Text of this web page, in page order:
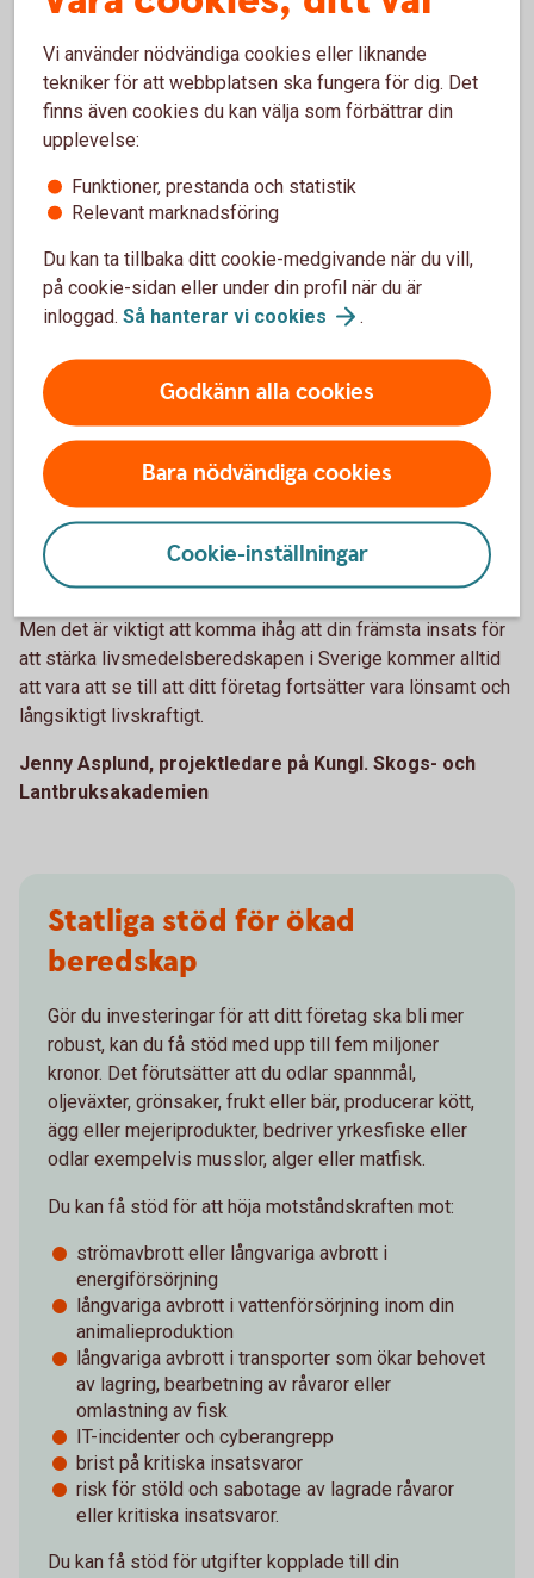
(sva.se)
Som lantbrukare är du van att hantera olika typer av
störningar. Du är beredd på det som avviker. Men oavsett
anar den. Det är just det som är en kris – allt annat är bara
en förberedd svacka i verksamheten.
Dubbel nytta av beredskapen
Kanske kan du i ditt arbete med att öka motståndskraften i
ditt företag slå två flugor i en smäll och även se över hur du
kan minska resursförbrukningen. Det kan till exempel
handla om att investera i förnybar energi och batterilagring,
bygga system för recirkulering av vatten eller
värmeåtervinning från ventilation, mjölkkylning eller
biogasproduktion. Andra lösningar kan vara att investera i
teknik för precisionsodling för att optimera gödsling och
användningen av växtskydd.
Men det är viktigt att komma ihåg att din främsta insats för
att stärka livsmedelsberedskapen i Sverige kommer alltid
att vara att se till att ditt företag fortsätter vara lönsamt och
långsiktigt livskraftigt.
Jenny Asplund, projektledare på Kungl. Skogs- och
Lantbruksakademien
Statliga stöd för ökad
beredskap
Gör du investeringar för att ditt företag ska bli mer
robust, kan du få stöd med upp till fem miljoner
kronor. Det förutsätter att du odlar spannmål,
oljeväxter, grönsaker, frukt eller bär, producerar kött,
ägg eller mejeriprodukter, bedriver yrkesfiske eller
odlar exempelvis musslor, alger eller matfisk.
Du kan få stöd för att höja motståndskraften mot:
strömavbrott eller långvariga avbrott i
energiförsörjning
långvariga avbrott i vattenförsörjning inom din
animalieproduktion
långvariga avbrott i transporter som ökar behovet
av lagring, bearbetning av råvaror eller
omlastning av fisk
IT-incidenter och cyberangrepp
brist på kritiska insatsvaror
risk för stöld och sabotage av lagrade råvaror
eller kritiska insatsvaror.
Du kan få stöd för utgifter kopplade till din
Vi använder nödvändiga cookies eller liknande
tekniker för att webbplatsen ska fungera för dig. Det
finns även cookies du kan välja som förbättrar din
upplevelse:
Funktioner, prestanda och statistik
Relevant marknadsföring
Du kan ta tillbaka ditt cookie-medgivande när du vill,
på cookie-sidan eller under din profil när du är
inloggad. Så hanterar vi cookies .
Godkänn alla cookies
Bara nödvändiga cookies
Cookie-inställningar